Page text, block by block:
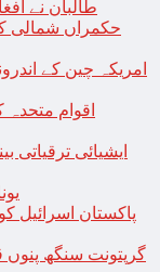
طالبان نے
حکمراں شمالی
امریکہ چین کے
اقوام
ایشیائی
پاکستان
گرپتونت سنگھ پنوں